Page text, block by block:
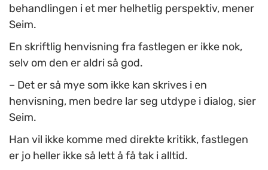
behandlingen i et mer helhetlig perspektiv, mener
Seim.
En skriftlig henvisning fra fastlegen er ikke nok,
selv om den er aldri så god.
– Det er så mye som ikke kan skrives i en
henvisning, men bedre lar seg utdype i dialog, sier
Seim.
Han vil ikke komme med direkte kritikk, fastlegen
er jo heller ikke så lett å få tak i alltid.